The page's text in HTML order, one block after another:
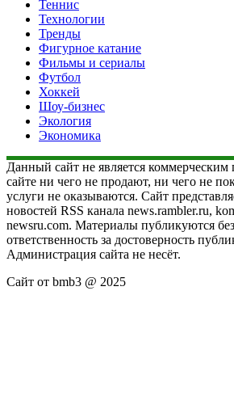
Теннис
Технологии
Тренды
Фигурное катание
Фильмы и сериалы
Футбол
Хоккей
Шоу-бизнес
Экология
Экономика
Данный сайт не является
сайте ни чего не продают, ни чего не
услуги не оказываются. Сайт
новостей RSS канала news.rambler.ru,
newsru.com. Материалы публикуются
ответственность за достоверность
Администрация сайта не несёт.
Сайт от bmb3 @ 2025